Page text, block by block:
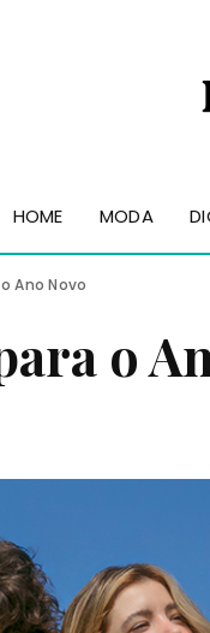
HOME MODA
Ano Novo
o